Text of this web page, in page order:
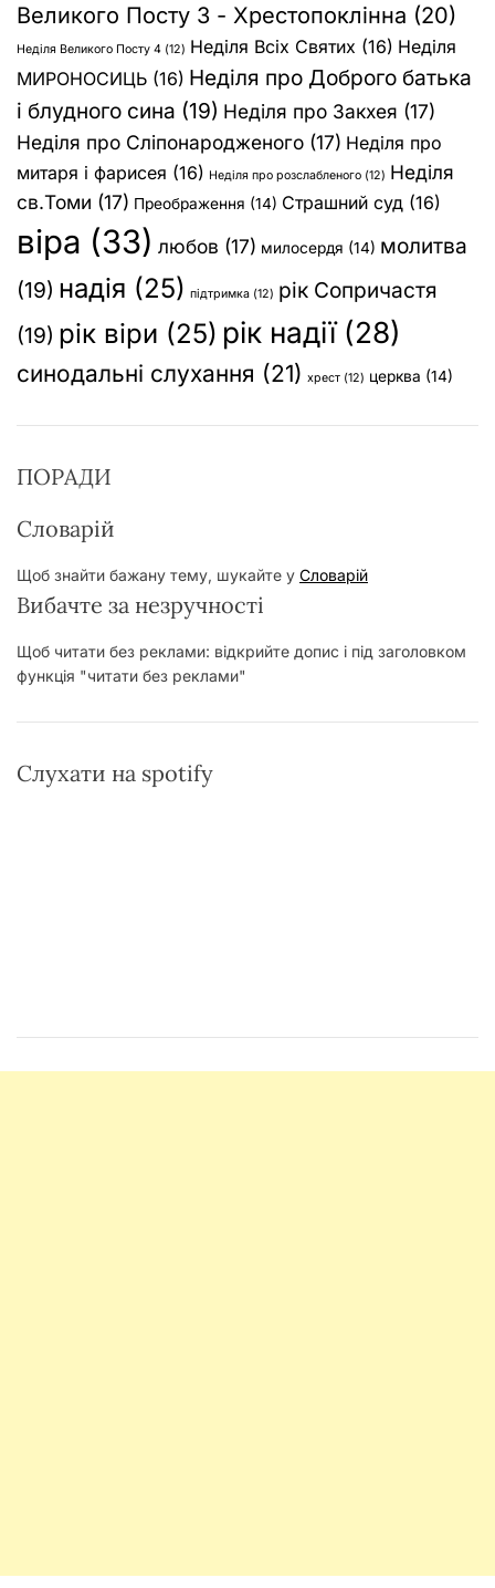
Великого Посту 3 - Хрестопоклінна (20)
Неділя Великого Посту 4 (12) Неділя Всіх Святих (16) Неділя
МИРОНОСИЦЬ (16) Неділя про Доброго батька
і блудного сина (19) Неділя про Закхея (17)
Неділя про Сліпонародженого (17) Неділя про
митаря і фарисея (16) Неділя про розслабленого (12) Неділя
св.Томи (17) Преображення (14) Страшний суд (16)
віра (33) любов (17) милосердя (14) молитва
(19) надія (25) підтримка (12) рік Сопричастя
(19) рік віри (25) рік надії(28)
синодальні слухання (21) хрест (12) церква (14)
ПОРАДИ
Словарій
Щоб знайти бажану тему, шукайте у Словарій
Вибачте за незручності
Щоб читати без реклами: відкрийте допис і під заголовком
функція "читати без реклами"
Слухати на spotify